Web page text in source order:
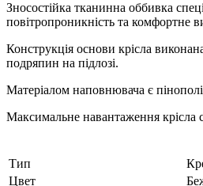
Зносостійка тканинна оббивка
повітропроникність та комфортне
Конструкція основи крісла
подряпин на підлозі.
Матеріалом наповнювача є
Максимальне навантаження крісла
Тип
Цвет